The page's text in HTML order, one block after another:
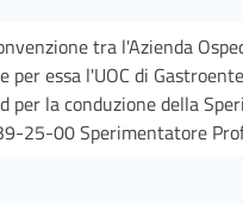
tra l'Azienda
per essa l'UOC di
la conduzione della
25-00 Sperimentatore